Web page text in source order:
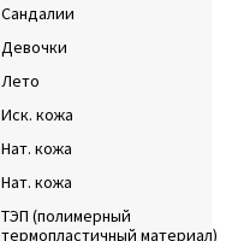
Сандалии
Девочки
Лето
Иск. кожа
Нат. кожа
Нат. кожа
ТЭП (полимерный
термопластичный материал)